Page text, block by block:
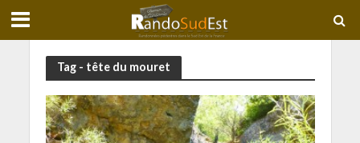
Tag - tête du mouret